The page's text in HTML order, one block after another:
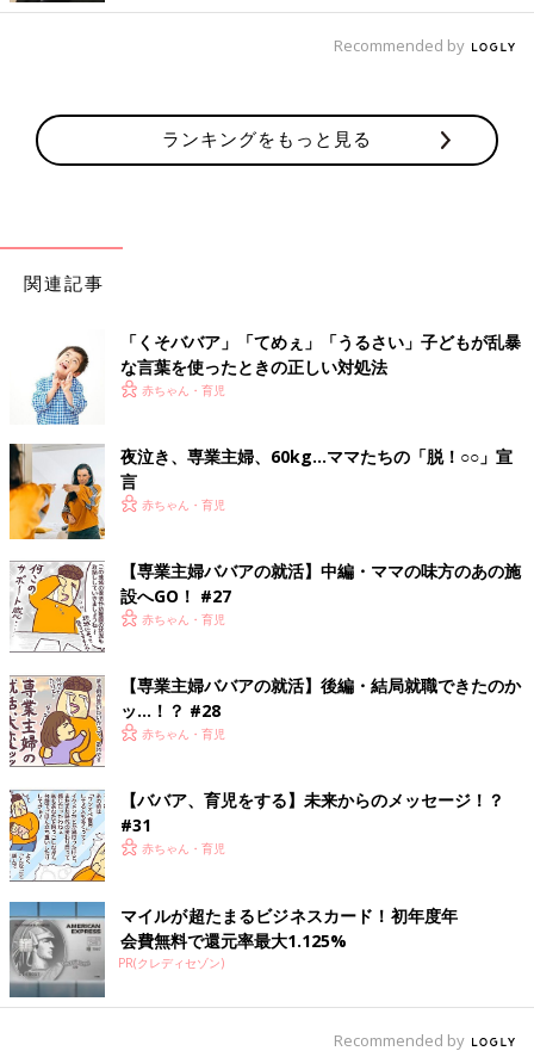
Recommended by
ランキングをもっと見る
関連記事
「くそババア」「てめぇ」「うるさい」子どもが乱暴
な言葉を使ったときの正しい対処法
赤ちゃん・育児
夜泣き、専業主婦、60kg…ママたちの「脱！○○」宣
言
赤ちゃん・育児
【専業主婦ババアの就活】中編・ママの味方のあの施
設へGO！ #27
赤ちゃん・育児
【専業主婦ババアの就活】後編・結局就職できたのか
ッ…！？ #28
赤ちゃん・育児
【ババア、育児をする】未来からのメッセージ！？
#31
赤ちゃん・育児
マイルが超たまるビジネスカード！初年度年
会費無料で還元率最大1.125%
PR(クレディセゾン)
Recommended by